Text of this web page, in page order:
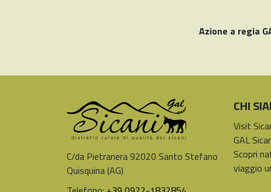
Azione a regia
C/da Pietranera 92020 Santo Stefano
Quisquina (AG)
CHI
Visit
GAL
Scopri
viaggio